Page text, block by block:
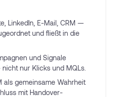
LinkedIn, E-Mail, CRM —
und fließt in die
und Signale
nur Klicks und MQLs.
als gemeinsame Wahrheit
mit Handover-